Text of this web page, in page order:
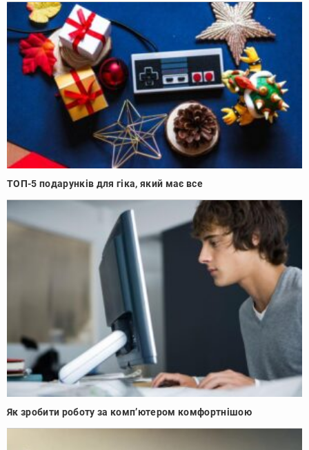
ТОП-5 подарунків для гіка, який має все
Як зробити роботу за комп’ютером комфортнішою